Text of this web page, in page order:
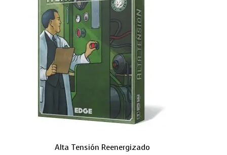
Alta Tensión Reenergizado